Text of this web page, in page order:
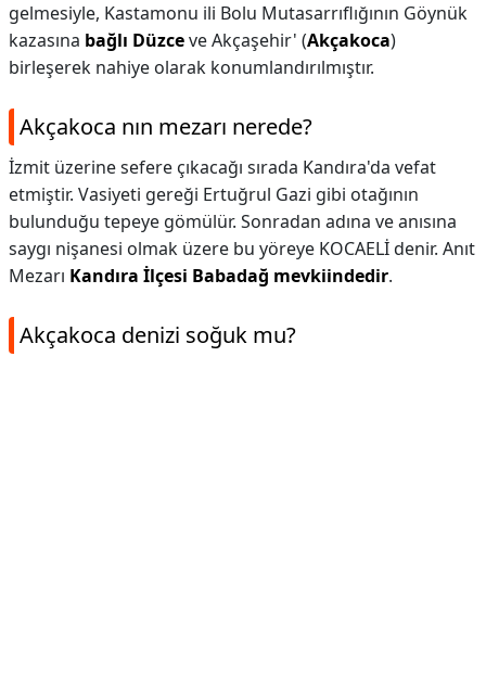
gelmesiyle, Kastamonu ili Bolu Mutasarrıflığının Göynük
kazasına bağlı Düzceve Akçaşehir' (Akçakoca)
birleşerek nahiye olarak konumlandırılmıştır.
Akçakoca nın mezarı nerede?
İzmit üzerine sefere çıkacağı sırada Kandıra'da vefat
etmiştir. Vasiyeti gereği Ertuğrul Gazi gibi otağının
bulunduğu tepeye gömülür. Sonradan adına ve anısına
saygı nişanesi olmak üzere bu yöreye KOCAELİ denir. Anıt
Mezarı Kandıra İlçesi Babadağ mevkiindedir.
Akçakoca denizi soğuk mu?